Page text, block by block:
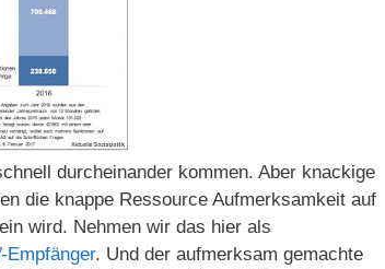
durcheinander kommen. Aber knackige
die knappe Ressource Aufmerksamkeit auf
wird. Nehmen wir das hier als
Empfänger. Und der aufmerksam gemachte